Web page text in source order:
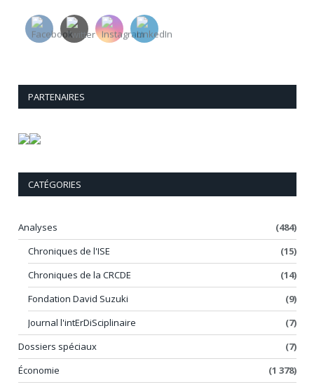
PARTENAIRES
CATÉGORIES
Analyses
(484)
Chroniques de l'ISE
(15)
Chroniques de la CRCDE
(14)
Fondation David Suzuki
(9)
Journal l'intErDiSciplinaire
(7)
Dossiers spéciaux
(7)
Économie
(1 378)